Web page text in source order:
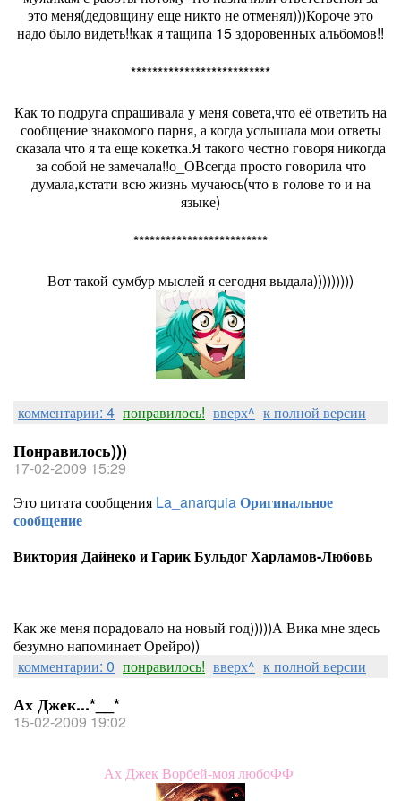
это меня(дедовщину еще никто не отменял)))Короче это
надо было видеть!!как я тащипа 15 здоровенных альбомов!!
**************************
Как то подруга спрашивала у меня совета,что её ответить на
сообщение знакомого парня, а когда услышала мои ответы
сказала что я та еще кокетка.Я такого честно говоря никогда
за собой не замечала!!о_ОВсегда просто говорила что
думала,кстати всю жизнь мучаюсь(что в голове то и на
языке)
*************************
Вот такой сумбур мыслей я сегодня выдала)))))))))
комментарии: 4 понравилось! вверх^ к полной версии
Понравилось)))
17-02-2009 15:29
Это цитата сообщения La_anarquiaОригинальное
сообщение
Виктория Дайнеко и Гарик Бульдог Харламов-Любовь
Как же меня порадовало на новый год)))))А Вика мне здесь
безумно напоминает Орейро))
комментарии: 0 понравилось! вверх^ к полной версии
Ах Джек...*__*
15-02-2009 19:02
Ах Джек Ворбей-моя любоФФ